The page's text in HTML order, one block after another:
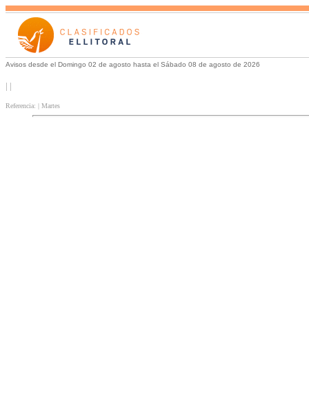
Avisos desde el Domingo 02 de agosto hasta el Sábado 08 de agosto de 2026
| |
Referencia: | Martes